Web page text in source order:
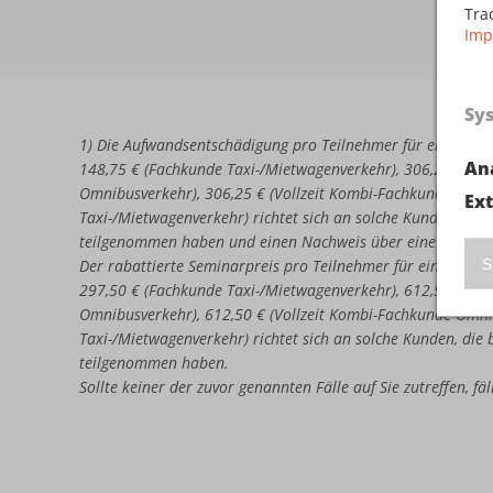
1) Die Aufwandsentschädigung pro Teilnehmer für eine
148,75 € (Fachkunde Taxi-/Mietwagenverkehr), 306,25 €
Omnibusverkehr), 306,25 € (Vollzeit Kombi-Fachkunde
Taxi-/Mietwagenverkehr) richtet sich an solche Kunden,
teilgenommen haben und einen Nachweis über eine nicht
Der rabattierte Seminarpreis pro Teilnehmer für eine
297,50 € (Fachkunde Taxi-/Mietwagenverkehr), 612,50 €
Omnibusverkehr), 612,50 € (Vollzeit Kombi-Fachkunde
Taxi-/Mietwagenverkehr) richtet sich an solche Kunden,
teilgenommen haben.
Sollte keiner der zuvor genannten Fälle auf Sie zutreffen,